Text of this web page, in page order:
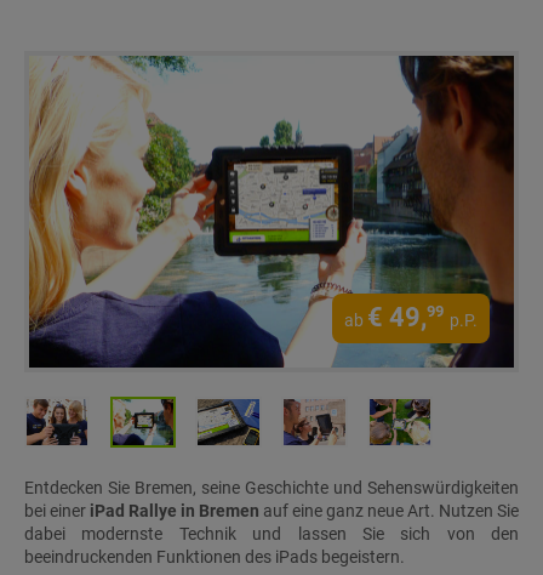
ab € 49,99 p.P.
Entdecken Sie Bremen, seine Geschichte und Sehenswürdigkeiten
bei einer iPad Rallye in Bremen auf eine ganz neue Art. Nutzen Sie
dabei modernste Technik und lassen Sie sich von den
beeindruckenden Funktionen des iPads begeistern.